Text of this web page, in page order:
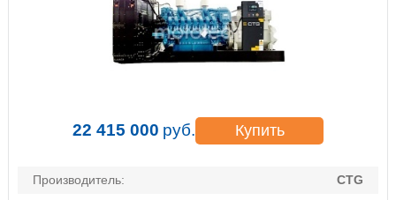
22 415 000 руб. Купить
Производитель:
CTG